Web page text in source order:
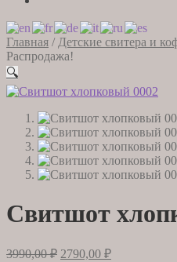
Главная / Детские свитера и
Распродажа!
🔍
Свитшот
3990,00₽ Первоначальная
2790,00 ₽Текущая